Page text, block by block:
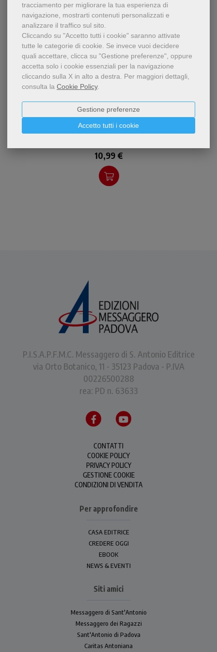
tracciamento per migliorare la tua esperienza di
navigazione, mostrarti contenuti personalizzati e
analizzare il traffico sul sito.
Cliccando su "Accetto tutti i cookie" saranno attivate
tutte le categorie di cookie. Se invece vuoi decidere
quali accettare, clicca su "Gestione preferenze", oppure
accetta solo i cookie essenziali per la navigazione
cliccando sulla X in alto a destra. Per maggiori dettagli,
consulta la Cookie Policy.
Accetto tutti i cookie
Gestione preferenze
L'autore riflette su come
l'educazione alla bellezza
permetta ai giovani, ma non
solo, di riscoprire le proprie
Il potere della bellezza nella formazione
dei giovani
Leopoldo Armellini
10,99 €
P.I.S.A.P.F.M.C. Messaggero di S. Antonio Editrice
via Orto Botanico, 11 - 35123 Padova - P.IVA
00226500288
rea: PD n. 63633
CONTATTI
COOKIE POLICY
PRIVACY POLICY
GESTIONE COOKIE
CONDIZIONI DI VENDITA
Per approfondire
CASA EDITRICE
CREDERE OGGI
EBOOK
NEWS & EVENTI
Siti amici
Messaggero di Sant'Antonio
Messaggero dei Ragazzi
Sant'Antonio di Padova
Caritas Antoniana